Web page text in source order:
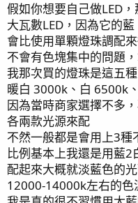
黑旋風小丑x1
藍眼海金魚x1
金頭迷你仙x1
青雀x5
金背仙女龍x1
外部缸:
人工假眼小皇帝x1
大花臉x1
三點白x1
厚殼仔x1
雙色蝦虎x1
假如你想要自己做LED
大瓦數LED，因為它的
會比使用單顆燈珠調配
不會有色塊集中的問題
我那次買的燈珠是這五種
暖白 3000k、白 6500k
因為當時商家選擇不多
各兩款光源來配
不然一般都是會用上3種
比例基本上我還是用藍2
配起來大概就淡藍色的
12000-14000k左右的色